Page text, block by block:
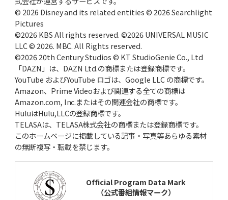
© 2026 Disney and its related entities © 2026 Searchlight
Pictures
©2026 KBS All rights reserved. ©2026 UNIVERSAL MUSIC
LLC © 2026. MBC. All Rights reserved.
©2026 20th Century Studios © KT StudioGenie Co., Ltd
「DAZN」は、DAZN Ltd.の商標または登録商標です。
YouTube およびYouTube ロゴは、Google LLC の商標です。
Amazon、Prime Videoおよび関連する全ての商標は
Amazon.com, Inc.またはその関連会社の商標です。
HuluはHulu,LLCの登録商標です。
TELASAは、TELASA株式会社の商標または登録商標です。
このホームページに掲載している記事・写真等あらゆる素材
の無断複写・転載を禁じます。
Official Program Data Mark
（公式番組情報マーク）